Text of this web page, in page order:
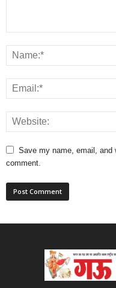
Save my name, email, and
comment.